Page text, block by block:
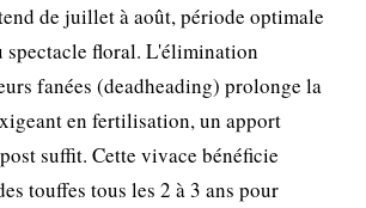
de juillet à août, période optimale
spectacle floral. L'élimination
fanées (deadheading) prolonge la
en fertilisation, un apport
suffit. Cette vivace bénéficie
touffes tous les 2 à 3 ans pour